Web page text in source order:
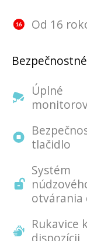
Od 16
Úplné
tlačidlo
Systém
otvárania
Rukavice k
dispozícii